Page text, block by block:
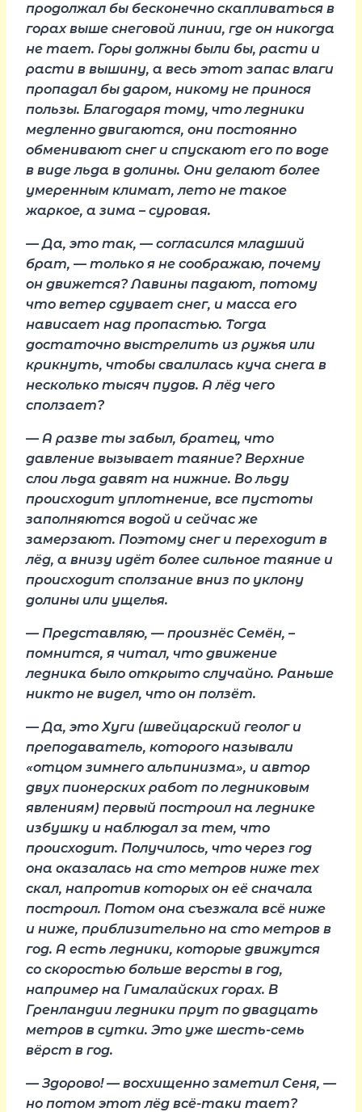
продолжал бы бесконечно скапливаться в
горах выше снеговой линии, где он никогда
не тает. Горы должны были бы, расти и
расти в вышину, а весь этот запас влаги
пропадал бы даром, никому не принося
пользы. Благодаря тому, что ледники
медленно двигаются, они постоянно
обменивают снег и спускают его по воде
в виде льда в долины. Они делают более
умеренным климат, лето не такое
жаркое, а зима – суровая.
— Да, это так, — согласился младший
брат, — только я не соображаю, почему
он движется? Лавины падают, потому
что ветер сдувает снег, и масса его
нависает над пропастью. Тогда
достаточно выстрелить из ружья или
крикнуть, чтобы свалилась куча снега в
несколько тысяч пудов. А лёд чего
сползает?
— А разве ты забыл, братец, что
давление вызывает таяние? Верхние
слои льда давят на нижние. Во льду
происходит уплотнение, все пустоты
заполняются водой и сейчас же
замерзают. Поэтому снег и переходит в
лёд, а внизу идёт более сильное таяние и
происходит сползание вниз по уклону
долины или ущелья.
— Представляю, — произнёс Семён, –
помнится, я читал, что движение
ледника было открыто случайно. Раньше
никто не видел, что он ползёт.
— Да, это Хуги (швейцарский геолог и
преподаватель, которого называли
«отцом зимнего альпинизма», и автор
двух пионерских работ по ледниковым
явлениям) первый построил на леднике
избушку и наблюдал за тем, что
происходит. Получилось, что через год
она оказалась на сто метров ниже тех
скал, напротив которых он её сначала
построил. Потом она съезжала всё ниже
и ниже, приблизительно на сто метров в
год. А есть ледники, которые движутся
со скоростью больше версты в год,
например на Гималайских горах. В
Гренландии ледники прут по двадцать
метров в сутки. Это уже шесть-семь
вёрст в год.
— Здорово! — восхищенно заметил Сеня, —
но потом этот лёд всё-таки тает?